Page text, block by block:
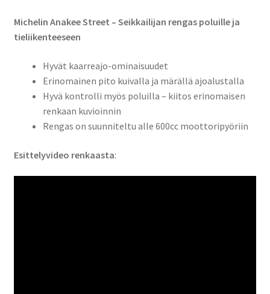
Michelin Anakee Street – Seikkailijan rengas poluille ja
tieliikenteeseen
Hyvät kaarreajo-ominaisuudet
Erinomainen pito kuivalla ja märällä ajoalustalla
Hyvä kontrolli myös poluilla – kiitos erinomaisen
renkaan kuvioinnin
Rengas on suunniteltu alle 600cc moottoripyöriin
Esittelyvideo renkaasta: